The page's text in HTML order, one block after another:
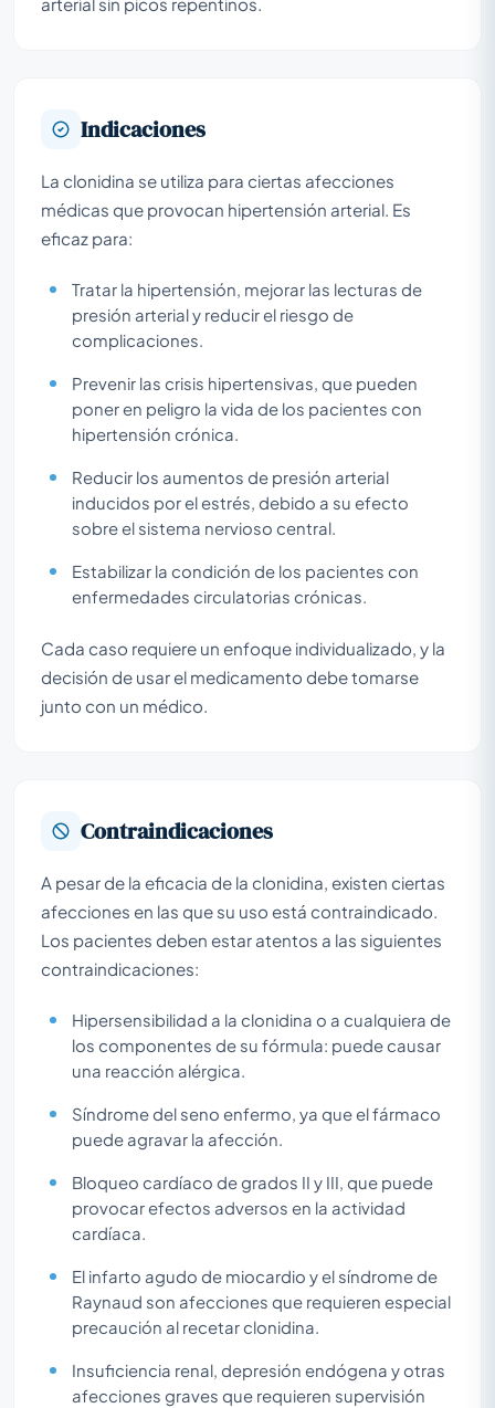
Indicaciones
La clonidina se utiliza para ciertas afecciones
médicas que provocan hipertensión arterial. Es
eficaz para:
Tratar la hipertensión, mejorar las lecturas de
presión arterial y reducir el riesgo de
complicaciones.
Prevenir las crisis hipertensivas, que pueden
poner en peligro la vida de los pacientes con
hipertensión crónica.
Reducir los aumentos de presión arterial
inducidos por el estrés, debido a su efecto
sobre el sistema nervioso central.
Estabilizar la condición de los pacientes con
enfermedades circulatorias crónicas.
Cada caso requiere un enfoque individualizado, y la
decisión de usar el medicamento debe tomarse
junto con un médico.
Contraindicaciones
A pesar de la eficacia de la clonidina, existen ciertas
afecciones en las que su uso está contraindicado.
Los pacientes deben estar atentos a las siguientes
contraindicaciones:
Hipersensibilidad a la clonidina o a cualquiera de
los componentes de su fórmula: puede causar
una reacción alérgica.
Síndrome del seno enfermo, ya que el fármaco
puede agravar la afección.
Bloqueo cardíaco de grados II y III, que puede
provocar efectos adversos en la actividad
cardíaca.
El infarto agudo de miocardio y el síndrome de
Raynaud son afecciones que requieren especial
precaución al recetar clonidina.
Insuficiencia renal, depresión endógena y otras
afecciones graves que requieren supervisión